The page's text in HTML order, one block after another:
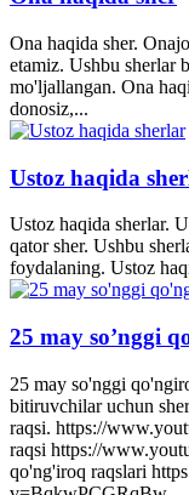
Ona haqida sher.
etamiz. Ushbu sherlar
mo'ljallangan. Ona
donosiz,...
Ustoz haqida
Ustoz haqida sherlar.
qator sher. Ushbu
foydalaning. Ustoz
25 may so’nggi
25 may so'nggi
bitiruvchilar uchun
raqsi. https://
raqsi https://
qo'ng'iroq raqslari